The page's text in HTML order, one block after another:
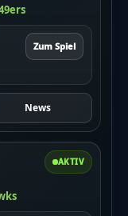
of-
Fields zu den
Zum Spiel
News
AKTIV